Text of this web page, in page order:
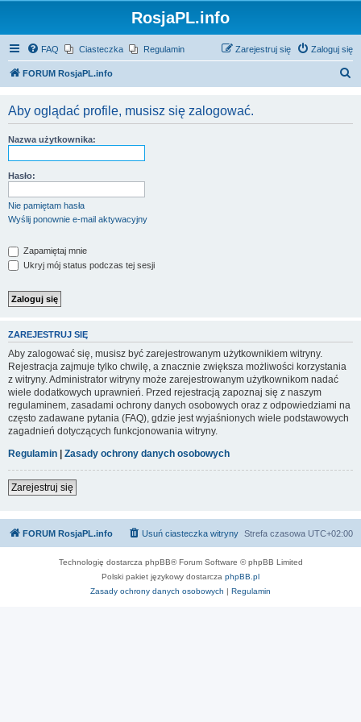
RosjaPL.info
FAQ Ciasteczka Regulamin Zaloguj się
Zarejestruj się
FORUM RosjaPL.info
Aby oglądać profile, musisz się zalogować.
Nazwa użytkownika:
Hasło:
Nie pamiętam hasła
Wyślij ponownie e-mail aktywacyjny
Zapamiętaj mnie
Ukryj mój status podczas tej sesji
ZAREJESTRUJ SIĘ
Aby zalogować się, musisz być zarejestrowanym użytkownikiem witryny.
Rejestracja zajmuje tylko chwilę, a znacznie zwiększa możliwości korzystania
z witryny. Administrator witryny może zarejestrowanym użytkownikom nadać
wiele dodatkowych uprawnień. Przed rejestracją zapoznaj się z naszym
regulaminem, zasadami ochrony danych osobowych oraz z odpowiedziami na
często zadawane pytania (FAQ), gdzie jest wyjaśnionych wiele podstawowych
zagadnień dotyczących funkcjonowania witryny.
Regulamin | Zasady ochrony danych osobowych
Zarejestruj się
FORUM RosjaPL.info Strefa czasowa UTC+02:00
Usuń ciasteczka witryny
Technologię dostarcza phpBB® Forum Software © phpBB Limited
Polski pakiet językowy dostarcza phpBB.pl
Zasady ochrony danych osobowych | Regulamin